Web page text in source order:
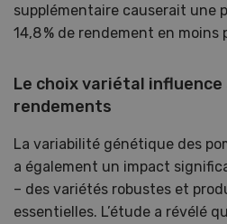
supplémentaire causerait une
14,8 % de rendement en moins
Le choix variétal influence
rendements
La variabilité génétique des
a également un impact
– des variétés robustes et
essentielles. L’étude a révélé